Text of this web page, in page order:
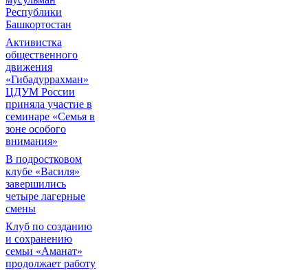
Республики
Башкортостан
Активистка
общественного
движения
«Гибадуррахман»
ЦДУМ России
приняла участие в
семинаре «Семья в
зоне особого
внимания»
В подростковом
клубе «Василя»
завершились
четыре лагерные
смены
Клуб по созданию
и сохранению
семьи «Аманат»
продолжает работу